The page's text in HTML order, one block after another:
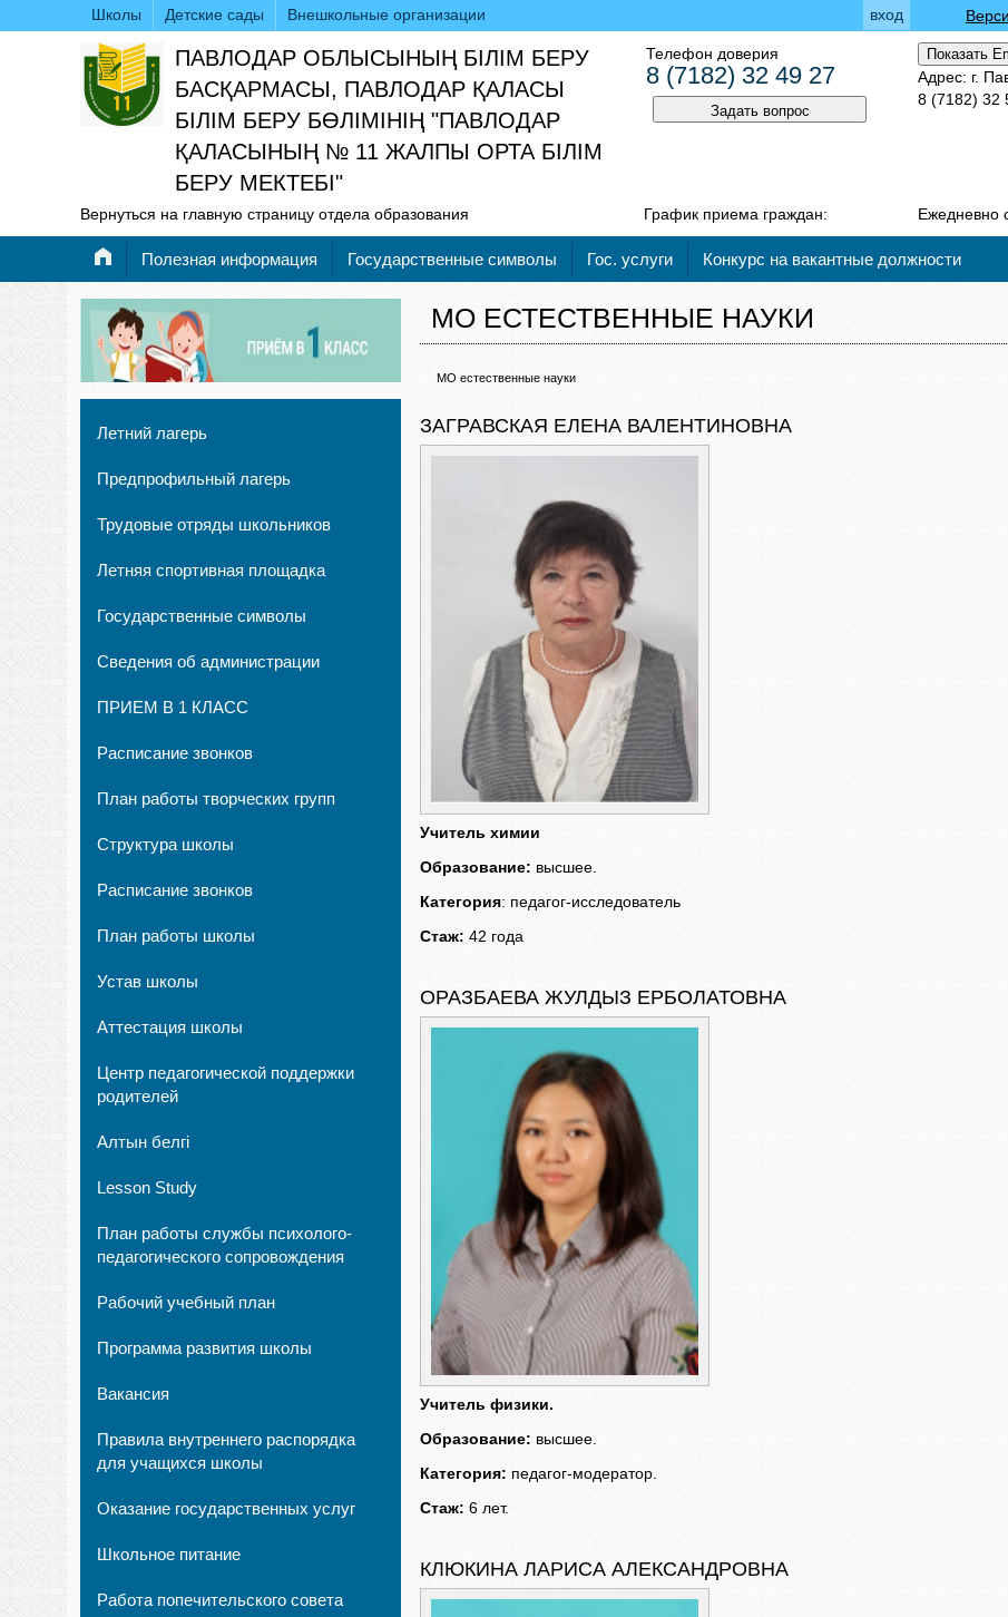
Школы Детские сады Внешкольные организации вход
ПАВЛОДАР ОБЛЫСЫНЫҢ БІЛІМ БЕРУ
БАСҚАРМАСЫ, ПАВЛОДАР ҚАЛАСЫ
БІЛІМ БЕРУ БӨЛІМІНІҢ "ПАВЛОДАР
ҚАЛАСЫНЫҢ № 11 ЖАЛПЫ ОРТА БІЛІМ
БЕРУ МЕКТЕБІ"
Телефон доверия
8 (7182) 32 49 27
Задать вопрос
Показать
Адрес: г.
8 (7182) 32
Вернуться на главную страницу отдела образования График приема граждан: Ежедневно
Полезная информация Государственные символы Гос. услуги Конкурс на вакантные должности
Летний лагерь
Предпрофильный лагерь
Трудовые отряды школьников
Летняя спортивная площадка
Государственные символы
Сведения об администрации
ПРИЕМ В 1 КЛАСС
Расписание звонков
План работы творческих групп
Структура школы
Расписание звонков
План работы школы
Устав школы
Аттестация школы
Центр педагогической поддержки
родителей
Алтын белгі
Lesson Study
План работы службы психолого-
педагогического сопровождения
Рабочий учебный план
Программа развития школы
Вакансия
Правила внутреннего распорядка
для учащихся школы
Оказание государственных услуг
Школьное питание
Работа попечительского совета
МО ЕСТЕСТВЕННЫЕ НАУКИ
МО естественные науки
ЗАГРАВСКАЯ ЕЛЕНА ВАЛЕНТИНОВНА
Учитель химии
Образование: высшее.
Категория: педагог-исследователь
Стаж: 42 года
ОРАЗБАЕВА ЖУЛДЫЗ ЕРБОЛАТОВНА
Учитель физики.
Образование: высшее.
Категория: педагог-модератор.
Стаж: 6 лет.
КЛЮКИНА ЛАРИСА АЛЕКСАНДРОВНА